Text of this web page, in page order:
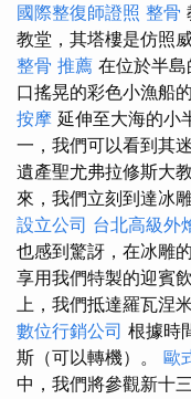
國際整復師證照 整骨
教堂，其塔樓是仿照
整骨 推薦 在位於半
口搖晃的彩色小漁船
按摩 延伸至大海的小
一，我們可以看到其
遺產聖尤弗拉修斯大
來，我們立刻到達冰
設立公司 台北高級外
也感到驚訝，在冰雕
享用我們特製的迎賓
上，我們抵達羅瓦涅
數位行銷公司 根據時
斯（可以轉機）。 歐
中，我們將參觀新十